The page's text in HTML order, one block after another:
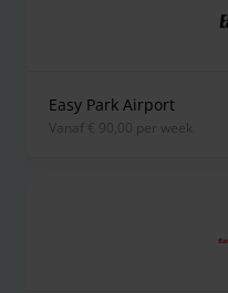
Easy Park Airport
vanaf € 90,00 per week